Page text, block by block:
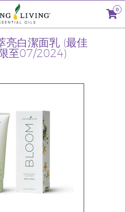
0
亮白潔面乳 (最佳
至07/2024)